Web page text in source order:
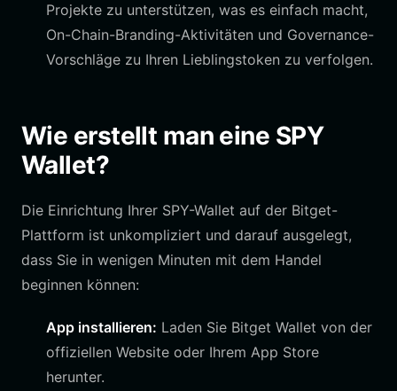
Projekte zu unterstützen, was es einfach macht,
On-Chain-Branding-Aktivitäten und Governance-
Vorschläge zu Ihren Lieblingstoken zu verfolgen.
Wie erstellt man eine SPY
Wallet?
Die Einrichtung Ihrer SPY-Wallet auf der Bitget-
Plattform ist unkompliziert und darauf ausgelegt,
dass Sie in wenigen Minuten mit dem Handel
beginnen können:
App installieren: Laden Sie Bitget Wallet von der
offiziellen Website oder Ihrem App Store
herunter.